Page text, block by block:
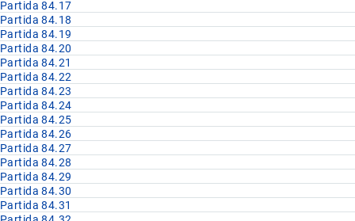
Partida 84.17
Partida 84.18
Partida 84.19
Partida 84.20
Partida 84.21
Partida 84.22
Partida 84.23
Partida 84.24
Partida 84.25
Partida 84.26
Partida 84.27
Partida 84.28
Partida 84.29
Partida 84.30
Partida 84.31